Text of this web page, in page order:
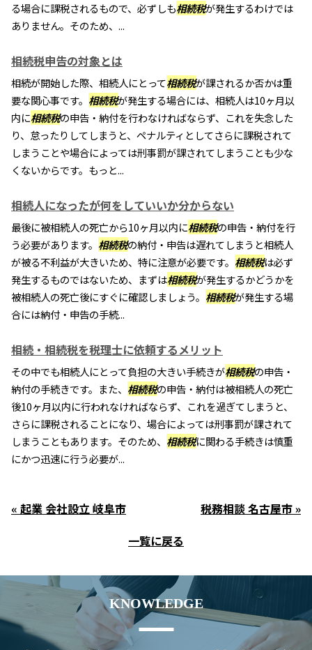
る場合に課税されるもので、必ずしも相続税が発生するわけでは
ありません。そのため、...
相続税申告の対象とは
相続が開始した際、相続人にとって相続税が課されるか否かは重
要な関心事です。 相続税が発生する場合には、相続人は10ヶ月以
内に相続税の申告・納付を行わなければならず、これを失念した
り、怠ったりしてしまうと、ペナルティとしてさらに課税されて
しまうことや場合によっては刑事罰が課されてしまうことも少な
くないからです。もっと...
相続人になったが何をしていいか分からない
最後に被相続人の死亡から10ヶ月以内に相続税の申告・納付を行
う必要があります。 相続税の納付・申告は遅れてしまうと相続人
が被る不利益が大きいため、特に注意が必要です。 相続税は必ず
発生するものではないため、まずは相続税が発生するかどうかを
被相続人の死亡後にすぐに確認しましょう。 相続税が発生する場
合には納付・申告の手続...
相続・相続税を税理士に依頼するメリット
その中でも相続人にとって負担の大きい手続きが相続税の申告・
納付の手続きです。また、 相続税の申告・納付は被相続人の死亡
後10ヶ月以内に行われなければならず、これを過ぎてしまうと、
さらに課税されることになり、場合によっては刑事罰が課されて
しまうこともあります。そのため、 相続税に関わる手続きは慎重
にかつ迅速に行う必要が...
« 起業 会社設立 岐阜市
税務相談 名古屋市 »
一覧に戻る
KNOWLEDGE